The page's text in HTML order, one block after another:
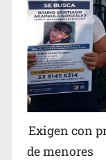
Exigen con
de menores